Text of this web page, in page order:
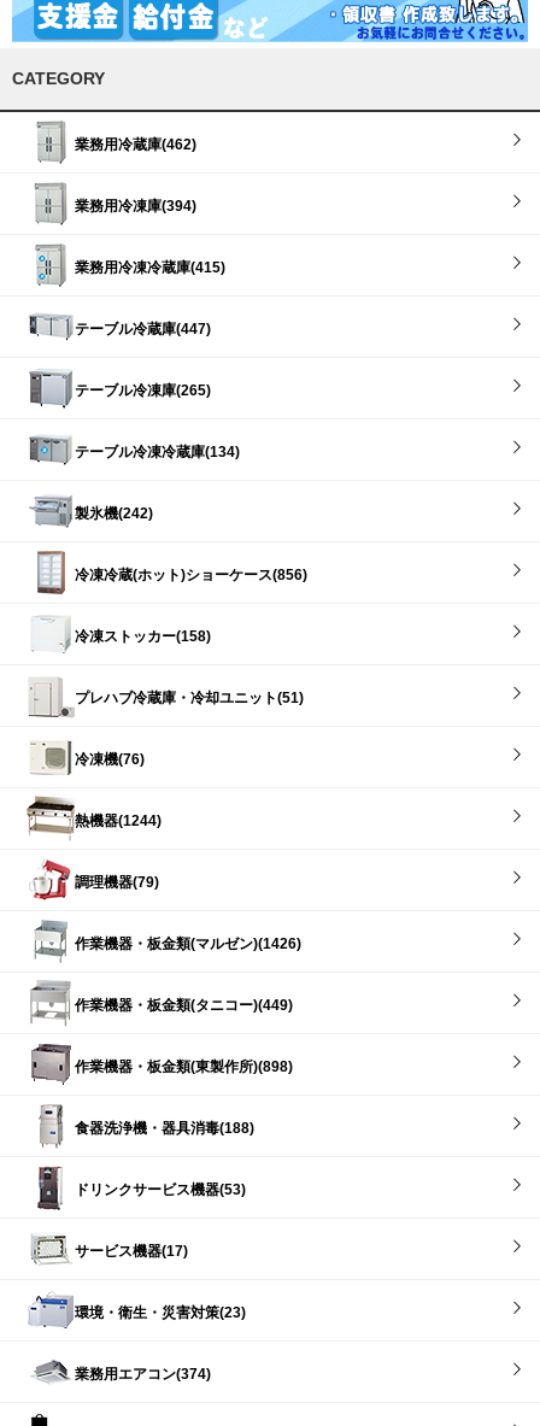
CATEGORY
業務用冷蔵庫(462)
業務用冷凍庫(394)
業務用冷凍冷蔵庫(415)
テーブル冷蔵庫(447)
テーブル冷凍庫(265)
テーブル冷凍冷蔵庫(134)
製氷機(242)
冷凍冷蔵(ホット)ショーケース(856)
冷凍ストッカー(158)
プレハブ冷蔵庫・冷却ユニット(51)
冷凍機(76)
熱機器(1244)
調理機器(79)
作業機器・板金類(マルゼン)(1426)
作業機器・板金類(タニコー)(449)
作業機器・板金類(東製作所)(898)
食器洗浄機・器具消毒(188)
ドリンクサービス機器(53)
サービス機器(17)
環境・衛生・災害対策(23)
業務用エアコン(374)